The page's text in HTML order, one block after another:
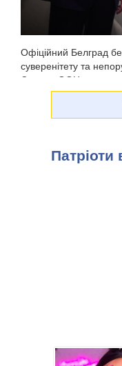
Офіційний Белград
суверенітету та
Статуту ООН - жодних
цьому принципі
Александр Вучич на